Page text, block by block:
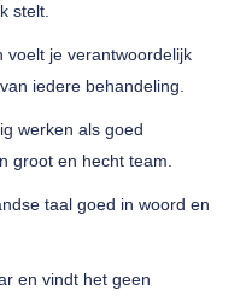
stelt.
voelt je verantwoordelijk
iedere behandeling.
werken als goed
groot en hecht team.
taal goed in woord en
en vindt het geen